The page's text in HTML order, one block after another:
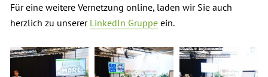
Für eine weitere Vernetzung online, laden wir Sie auch
herzlich zu unserer LinkedIn Gruppeein.